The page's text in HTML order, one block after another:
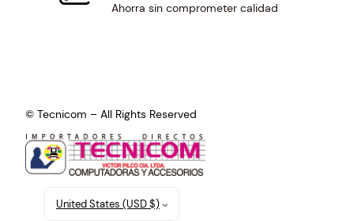
Ahorra sin comprometer calidad
© Tecnicom – All Rights Reserved
United States (USD $)